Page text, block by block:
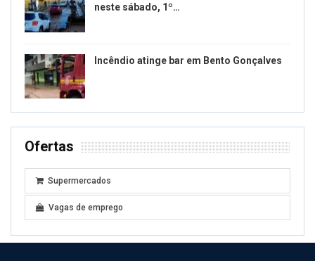
neste sábado, 1º…
Incêndio atinge bar em Bento Gonçalves
Ofertas
Supermercados
Vagas de emprego